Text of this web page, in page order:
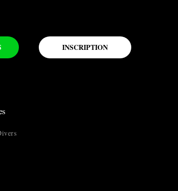
INSCRIPTION